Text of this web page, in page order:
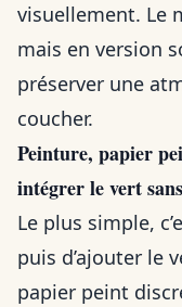
visuellement. Le
mais en version
préserver une
coucher.
Peinture, papier
intégrer le vert
Le plus simple,
puis d’ajouter le
papier peint